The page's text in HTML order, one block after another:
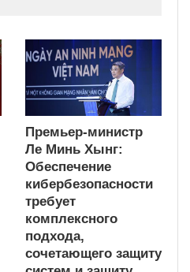
Премьер-министр
Ле Минь Хынг:
Обеспечение
кибербезопасности
требует
комплексного
подхода,
сочетающего защиту